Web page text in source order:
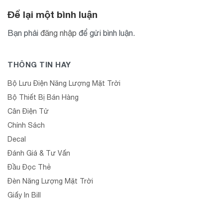
Để lại một bình luận
Bạn phải đăng nhập để gửi bình luận.
THÔNG TIN HAY
Bộ Lưu Điện Năng Lượng Mặt Trời
Bộ Thiết Bị Bán Hàng
Cân Điện Tử
Chính Sách
Decal
Đánh Giá & Tư Vấn
Đầu Đọc Thẻ
Đèn Năng Lượng Mặt Trời
Giấy In Bill